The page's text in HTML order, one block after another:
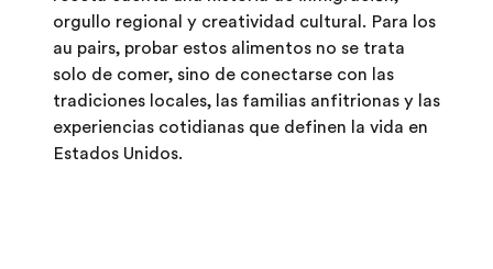
orgullo regional y creatividad cultural. Para los
au pairs, probar estos alimentos no se trata
solo de comer, sino de conectarse con las
tradiciones locales, las familias anfitrionas y las
experiencias cotidianas que definen la vida en
Estados Unidos.